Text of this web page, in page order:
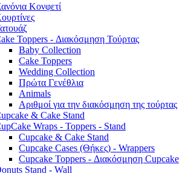
Κονφετί
Toppers - Διακόσμηση Τούρτας
Baby Collection
Cake Toppers
Wedding Collection
Πρώτα Γενέθλια
Animals
Αριθμοί για την διακόσμηση της τούρτας
& Cake Stand
Wraps - Toppers - Stand
Cupcake & Cake Stand
Cupcake Cases (Θήκες) - Wrappers
Cupcake Toppers - Διακόσμηση Cupcake
Stand - Wall